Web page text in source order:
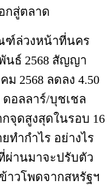
กสู่ตลาด
วงหน้าที่นคร
นธ์ 2568 สัญญา
2568 ลดลง 4.50
ดอลลาร์/บุชเชล
จุดสูงสุดในรอบ 16
ทำกำไร อย่างไร
ผ่านมาจะปรับตัว
าวโพดจากสหรัฐฯ